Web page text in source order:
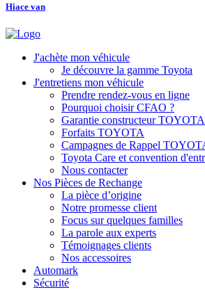
Hiace van
J'achète mon véhicule
Je découvre la gamme Toyota
J'entretiens mon véhicule
Prendre rendez-vous en ligne
Pourquoi choisir CFAO ?
Garantie constructeur TOYOTA
Forfaits TOYOTA
Campagnes de Rappel
Toyota Care et convention
Nous contacter
Nos Pièces de Rechange
La pièce d’origine
Notre promesse client
Focus sur quelques familles
La parole aux experts
Témoignages clients
Nos accessoires
Automark
Sécurité